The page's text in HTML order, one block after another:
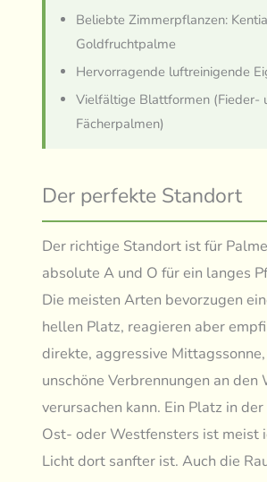
Beliebte Zimmerpflanzen:
Goldfruchtpalme
Hervorragende luftreinigende
Vielfältige Blattformen (Fieder-
Fächerpalmen)
Der perfekte Standort
Der richtige Standort ist für
absolute A und O für ein langes
Die meisten Arten bevorzugen
hellen Platz, reagieren aber
direkte, aggressive
unschöne Verbrennungen an den
verursachen kann. Ein Platz in
Ost- oder Westfensters ist meist
Licht dort sanfter ist. Auch die